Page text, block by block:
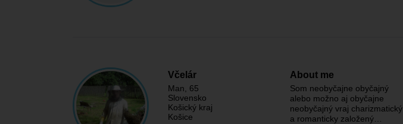
Včelár
Man , 65
Slovensko
Košický kraj
Košice
About me
Som neobyčajne obyčajný
alebo možno aj obyčajne
neobyčajný vraj charizmatický
a romanticky založený…